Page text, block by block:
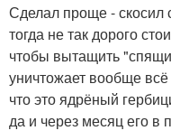
Сделал проще - скосил
тогда не так дорого
чтобы вытащить
уничтожает вообще
что это ядрёный
да и через месяц его в